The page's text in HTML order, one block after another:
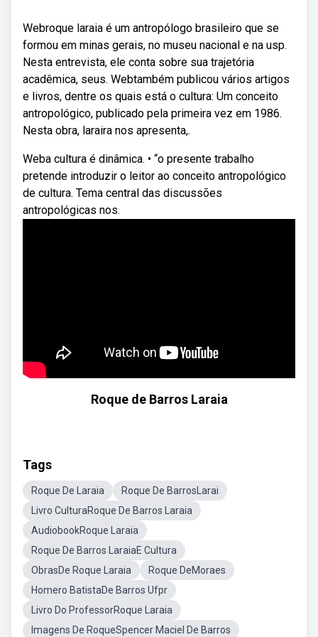
Webroque laraia é um antropólogo brasileiro que se
formou em minas gerais, no museu nacional e na usp.
Nesta entrevista, ele conta sobre sua trajetória
acadêmica, seus. Webtambém publicou vários artigos
e livros, dentre os quais está o cultura: Um conceito
antropológico, publicado pela primeira vez em 1986.
Nesta obra, laraira nos apresenta,.
Weba cultura é dinâmica. • “o presente trabalho
pretende introduzir o leitor ao conceito antropológico
de cultura. Tema central das discussões
antropológicas nos.
Roque de Barros Laraia
Tags
Roque De Laraia
Roque De BarrosLarai
Livro CulturaRoque De Barros Laraia
AudiobookRoque Laraia
Roque De Barros LaraiaE Cultura
ObrasDe Roque Laraia
Roque DeMoraes
Homero BatistaDe Barros Ufpr
Livro Do ProfessorRoque Laraia
Imagens De RoqueSpencer Maciel De Barros